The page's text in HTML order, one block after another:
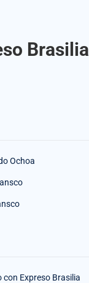
Brasilia
Ochoa
con Expreso Brasilia